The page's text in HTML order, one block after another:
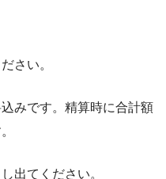
さい。
みです。精算時に合計額
出てください。